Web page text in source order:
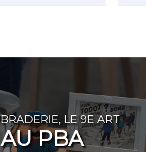
BRADERIE, LE 9E ART
AU PBA